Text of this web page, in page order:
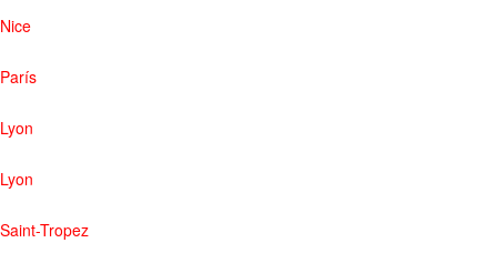
Nice
París
Lyon
Lyon
Saint-Tropez